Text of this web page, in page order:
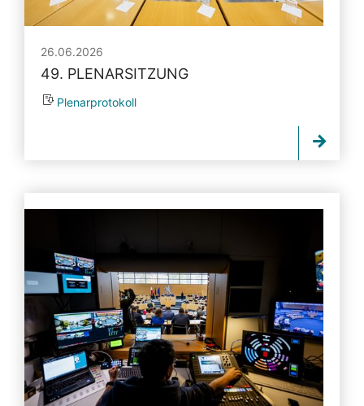
26.06.2026
49. PLENARSITZUNG
Plenarprotokoll